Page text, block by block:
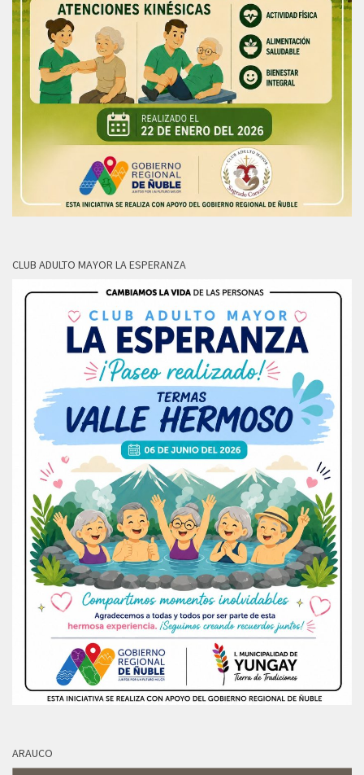
CLUB ADULTO MAYOR LA ESPERANZA
ARAUCO